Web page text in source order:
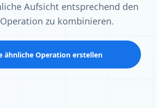
Aufsicht entsprechend den
zu kombinieren.
ähnliche Operation erstellen